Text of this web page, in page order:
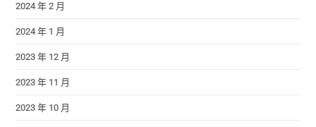
2024 年 2 月
2024 年 1 月
2023 年 12 月
2023 年 11 月
2023 年 10 月